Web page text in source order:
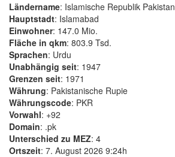
Ländername: Islamische Republik Pakistan
Hauptstadt: Islamabad
Einwohner: 147.0 Mio.
Fläche in qkm: 803.9 Tsd.
Sprachen: Urdu
Unabhängig seit: 1947
Grenzen seit: 1971
Währung: Pakistanische Rupie
Währungscode: PKR
Vorwahl: +92
Domain: .pk
Unterschied zu MEZ: 4
Ortszeit: 7. August 2026 9:24h